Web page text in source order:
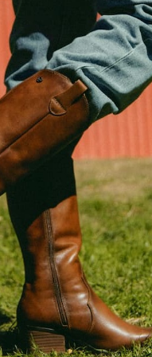
Los